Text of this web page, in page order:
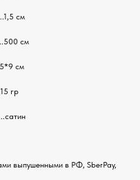
см
см
см
гр
выпушенными в РФ, SberPay,